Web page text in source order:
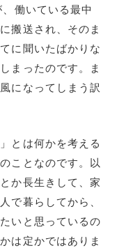
働いている最中
搬送され、そのま
に聞いたばかりな
まったのです。ま
になってしまう訳
とは何かを考える
ことなのです。以
か長生きして、家
で暮らしてから、
いと思っているの
は定かではありま